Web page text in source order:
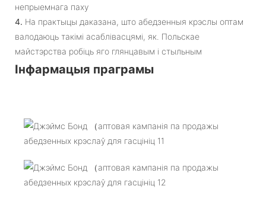
непрыемнага паху
4. На практыцы даказана, што абедзенныя крэслы оптам
валодаюць такімі асаблівасцямі, як. Польскае
майстэрства робіць яго глянцавым і стыльным
Інфармацыя праграмы